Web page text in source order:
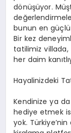
dönüşüyor.
bunun en
Bir kez
tatilimiz villada,
her daim
Hayalinizdeki
Kendinize ya
hediye etmek
yok.